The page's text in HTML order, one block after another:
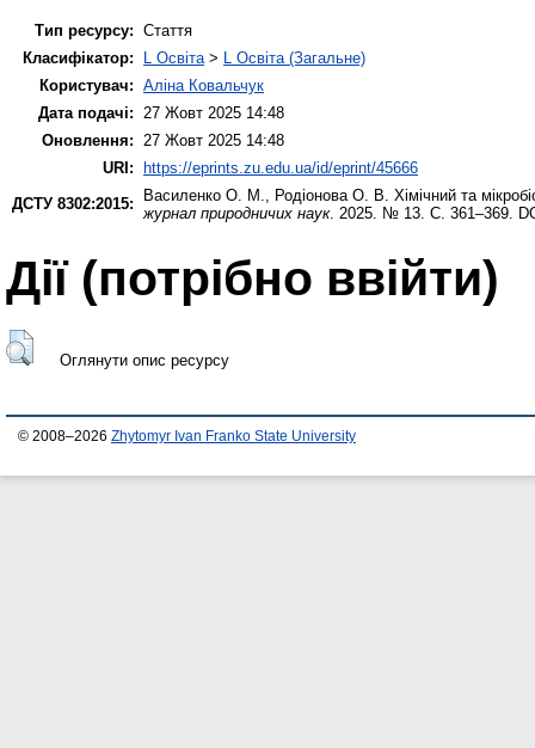
Тип ресурсу: Стаття
Класифікатор:
L Освіта > L Освіта (Загальне)
Користувач: Аліна Ковальчук
Дата подачі:
27 Жовт 2025 14:48
Оновлення:
27 Жовт 2025 14:48
URI: https://eprints.zu.edu.ua/id/eprint/45666
ДСТУ 8302:2015:
Василенко О. М. Родіонова О. В. Хімічний та
журнал природничих наук. 2025. № 13. С. 361–369.
Дії ​​(потрібно ввійти)
Оглянути опис ресурсу
© 2008–2026 Zhytomyr Ivan Franko State University